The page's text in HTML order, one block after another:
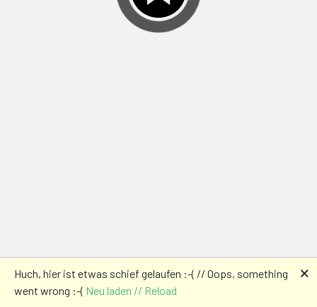
Huch, hier ist etwas schief gelaufen :-( // Oops, something
went wrong :-( Neu laden // Reload
🗙